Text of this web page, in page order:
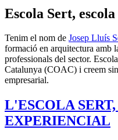
Escola Sert,
Tenim el nom de Josep Lluís
formació en arquitectura amb
professionals del sector.
Catalunya (COAC) i creem
empresarial.
L'ESCOLA
EXPERIENCIAL